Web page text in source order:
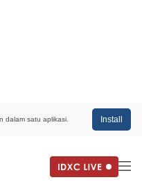
dalam satu aplikasi. Install